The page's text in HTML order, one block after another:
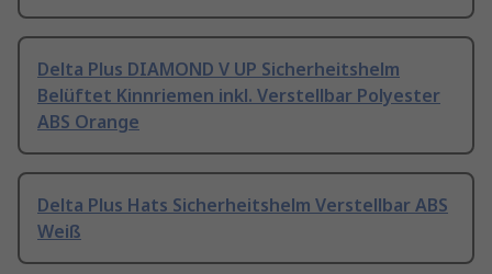
Delta Plus DIAMOND V UP Sicherheitshelm
Belüftet Kinnriemen inkl. Verstellbar Polyester
ABS Orange
Delta Plus Hats Sicherheitshelm Verstellbar ABS
Weiß